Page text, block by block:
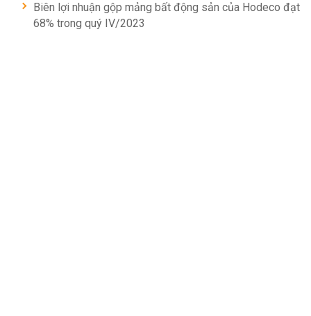
Biên lợi nhuận gộp mảng bất động sản của Hodeco đạt
68% trong quý IV/2023